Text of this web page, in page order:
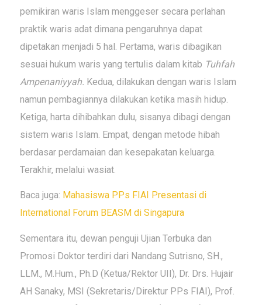
pemikiran waris Islam menggeser secara perlahan
praktik waris adat dimana pengaruhnya dapat
dipetakan menjadi 5 hal. Pertama, waris dibagikan
sesuai hukum waris yang tertulis dalam kitab Tuhfah
Ampenaniyyah. Kedua, dilakukan dengan waris Islam
namun pembagiannya dilakukan ketika masih hidup.
Ketiga, harta dihibahkan dulu, sisanya dibagi dengan
sistem waris Islam. Empat, dengan metode hibah
berdasar perdamaian dan kesepakatan keluarga.
Terakhir, melalui wasiat.
Baca juga: Mahasiswa PPs FIAI Presentasi di
International Forum BEASM di Singapura
Sementara itu, dewan penguji Ujian Terbuka dan
Promosi Doktor terdiri dari Nandang Sutrisno, SH.,
LLM., M.Hum., Ph.D (Ketua/Rektor UII), Dr. Drs. Hujair
AH Sanaky, MSI (Sekretaris/Direktur PPs FIAI), Prof.